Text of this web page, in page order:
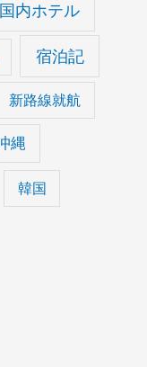
国内ホテル
宿泊記
新路線就航
縄
韓国